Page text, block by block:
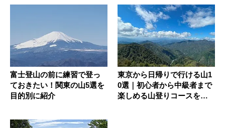
富士登山の前に練習で登っ
ておきたい！関東の山5選を
目的別に紹介
東京から日帰りで行ける山1
0選｜初心者から中級者まで
楽しめる山登りコースを紹